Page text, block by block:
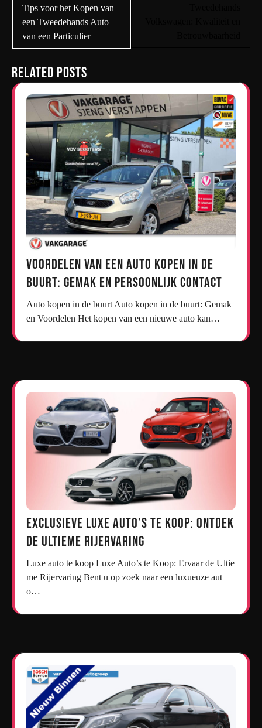
navigatie
Tips voor het Kopen van
een Tweedehands Auto
van een Particulier
Related Posts
Voordelen van een Auto Kopen in de
Buurt: Gemak en Persoonlijk Contact
Auto kopen in de buurt Auto kopen in de buurt: Gemak
en Voordelen Het kopen van een nieuwe auto kan…
Exclusieve Luxe Auto’s te Koop: Ontdek
de Ultieme Rijervaring
Luxe auto te koop Luxe Auto’s te Koop: Ervaar de Ultie
me Rijervaring Bent u op zoek naar een luxueuze aut
o…